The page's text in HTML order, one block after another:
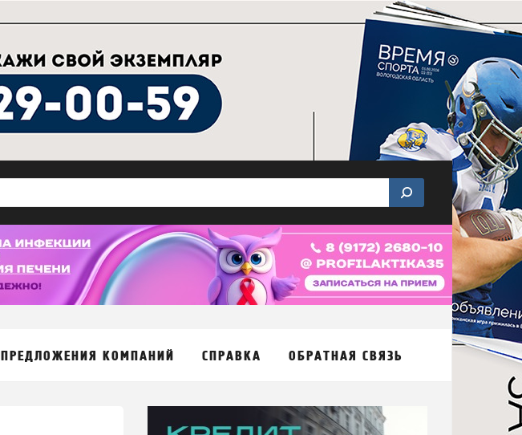
ПРЕДЛОЖЕНИЯ КОМПАНИЙ СПРАВКА ОБРАТНАЯ СВЯЗЬ